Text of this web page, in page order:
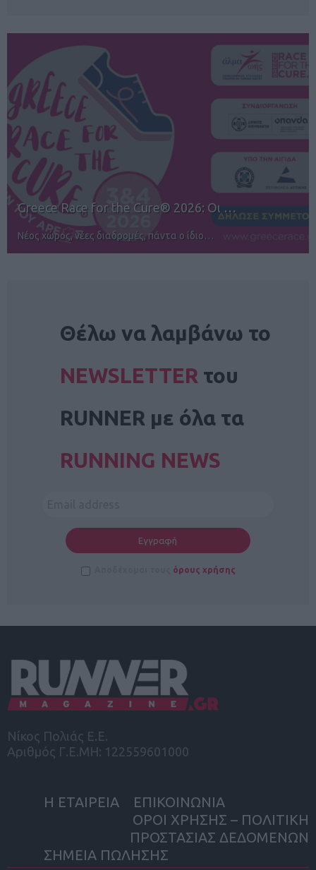
12ος TUI Rhodes Marathon: Άνοιγμα ε…
Αγώνες για όλους στην Ρόδο
Θέλω να λαμβάνω το
NEWSLETTER του
RUNNER με όλα τα
RUNNING NEWS
όρους χρήσης
Νίκος Πολιάς Ε.Ε.
Αριθμός Γ.Ε.ΜΗ: 122559601000
Η ΕΤΑΙΡΕΙΑ
ΕΠΙΚΟΙΝΩΝΙΑ
ΟΡΟΙ ΧΡΗΣΗΣ – ΠΟΛΙΤΙΚΗ
ΠΡΟΣΤΑΣΙΑΣ ΔΕΔΟΜΕΝΩΝ
ΣΗΜΕΙΑ ΠΩΛΗΣΗΣ